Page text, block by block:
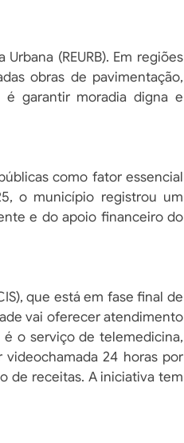
(REURB). Em regiões
obras de pavimentação,
garantir moradia digna e
como fator essencial
o município registrou um
e do apoio financeiro do
que está em fase final de
vai oferecer atendimento
o serviço de telemedicina,
24 horas por
de receitas. A iniciativa tem